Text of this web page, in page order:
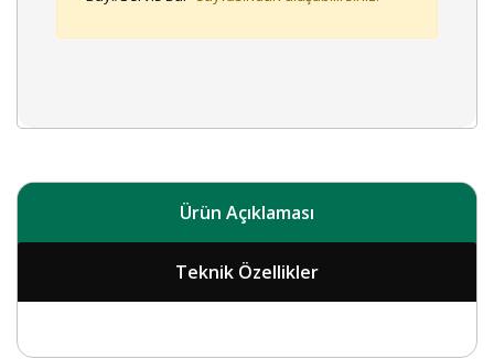
Ürün Açıklaması
Teknik Özellikler